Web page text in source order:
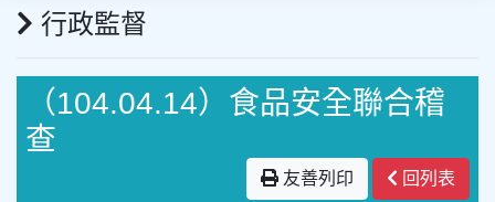
行政監督
（104.04.14）食品安全聯合稽
查
友善列印 回列表